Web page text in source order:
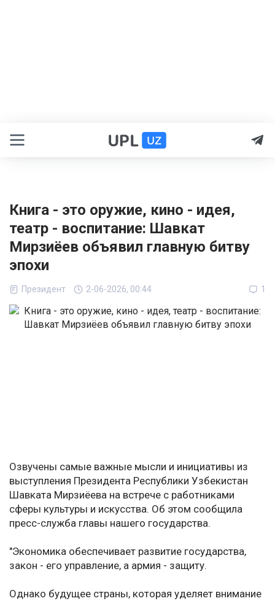
Книга - это оружие, кино - идея,
театр - воспитание: Шавкат
Мирзиёев объявил главную битву
эпохи
Президент 2-06-2026, 00:44 1
Озвучены самые важные мысли и инициативы из
выступления Президента Республики Узбекистан
Шавката Мирзиёева на встрече с работниками
сферы культуры и искусства. Об этом сообщила
пресс-служба главы нашего государства.
"Экономика обеспечивает развитие государства,
закон - его управление, а армия - защиту.
Однако будущее страны, которая уделяет внимание